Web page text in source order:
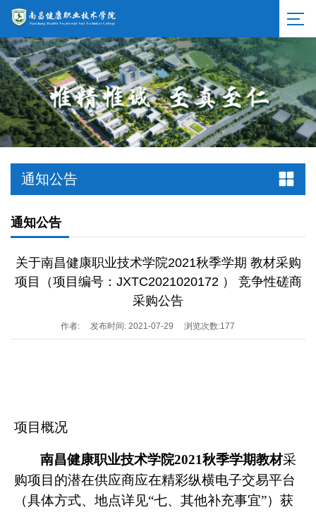
通知公告
通知公告
关于南昌健康职业技术学院2021秋季学期 教材采购
项目（项目编号：JXTC2021020172 ） 竞争性磋商
采购公告
作者: 发布时间: 2021-07-29 浏览次数:177
项目概况
南昌健康职业技术学院2021秋季学期教材采
购项目的潜在供应商应在精彩纵横电子交易平台
（具体方式、地点详见“七、其他补充事宜”）获